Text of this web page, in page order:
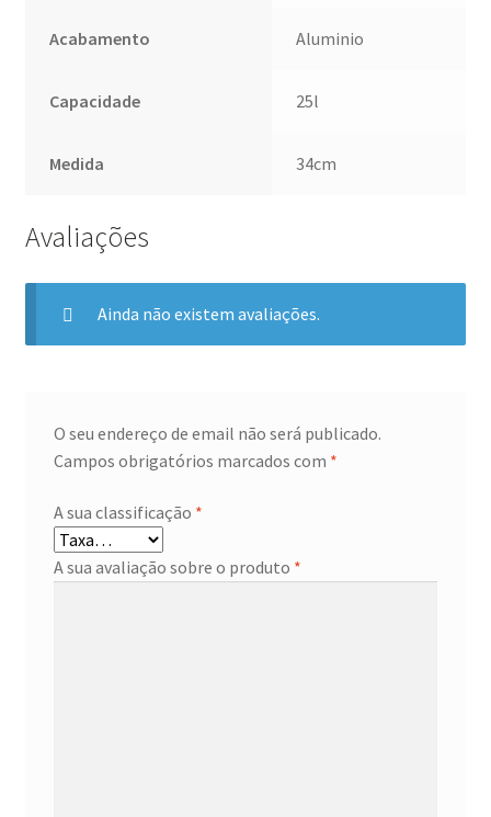
Acabamento Aluminio
Capacidade 25l
Medida 34cm
Avaliações
Ainda não existem avaliações.
O seu endereço de email não será publicado.
Campos obrigatórios marcados com *
A sua classificação *
A sua avaliação sobre o produto *